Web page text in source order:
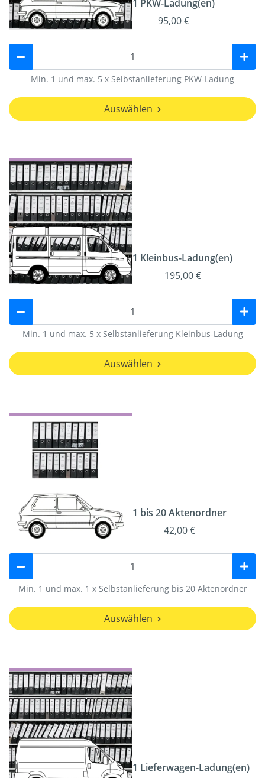
1 PKW-Ladung(en)
95,00 €
Min. 1 und max. 5 x Selbstanlieferung PKW-Ladung
Auswählen
1 Kleinbus-Ladung(en)
195,00 €
Min. 1 und max. 5 x Selbstanlieferung Kleinbus-Ladung
Auswählen
1 bis 20 Aktenordner
42,00 €
Min. 1 und max. 1 x Selbstanlieferung bis 20 Aktenordner
Auswählen
1 Lieferwagen-Ladung(en)